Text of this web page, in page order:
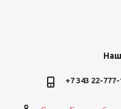
+7 343 22-777-